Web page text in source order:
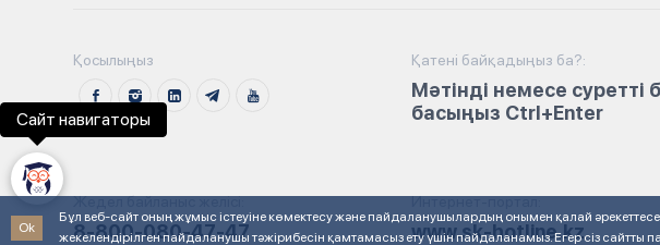
Қосылыңыз Қатені байқадыңыз ба?:
Мәтінді немесе
басыңыз Ctrl+Enter
Жедел байланыс желісі:
8-800-080-47-47
Интернет-портал:
www.sk-hotline.kz
Ok
Бұл веб-сайт оның жұмыс істеуіне көмектесу және пайдаланушылардың онымен қалай
жекелендірілген пайдаланушы тәжірибесін қамтамасыз ету үшін пайдаланамыз. Егер сіз сайтты
Сайт навигаторы